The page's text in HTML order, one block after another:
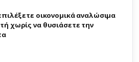
οικονομικά αναλώσιμα
χωρίς να θυσιάσετε την